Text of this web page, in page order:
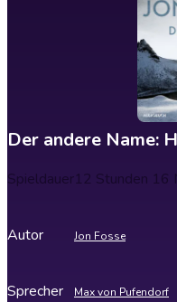
Der andere Name:
Spieldauer12 Stunden 16
Autor Jon Fosse
Sprecher Max von Pufendorf